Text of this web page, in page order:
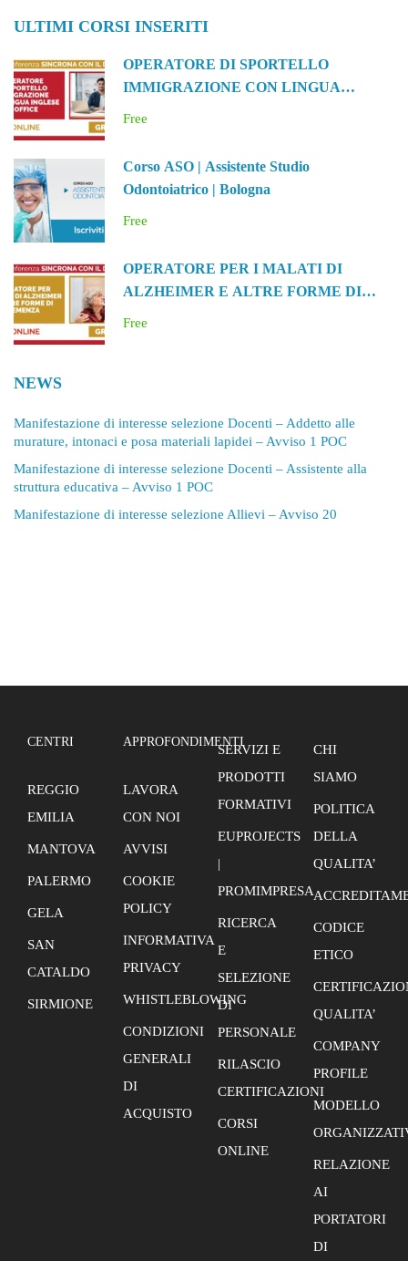
ULTIMI CORSI INSERITI
OPERATORE DI SPORTELLO
IMMIGRAZIONE CON LINGUA
Free
Corso ASO | Assistente Studio
Odontoiatrico | Bologna
Free
OPERATORE PER I MALATI DI
ALZHEIMER E ALTRE FORME DI
Free
NEWS
Manifestazione di interesse selezione Docenti – Addetto alle
murature, intonaci e posa materiali lapidei – Avviso 1 POC
Manifestazione di interesse selezione Docenti – Assistente alla
struttura educativa – Avviso 1 POC
Manifestazione di interesse selezione Allievi – Avviso 20
CENTRI
REGGIO
EMILIA
MANTOVA
PALERMO
GELA
SAN
CATALDO
SIRMIONE
APPROFONDIMENTI
LAVORA
CON NOI
AVVISI
COOKIE
POLICY
INFORMATIVA
PRIVACY
WHISTLEBLOWING
CONDIZIONI
GENERALI
DI
ACQUISTO
SERVIZI E
PRODOTTI
FORMATIVI
EUPROJECTS
|
PROMIMPRESA
RICERCA
E
SELEZIONE
DI
PERSONALE
RILASCIO
CERTIFICAZIONI
CORSI
ONLINE
CHI
SIAMO
POLITICA
DELLA
QUALITA’
CODICE
ETICO
QUALITA’
COMPANY
PROFILE
MODELLO
RELAZIONE
AI
PORTATORI
DI